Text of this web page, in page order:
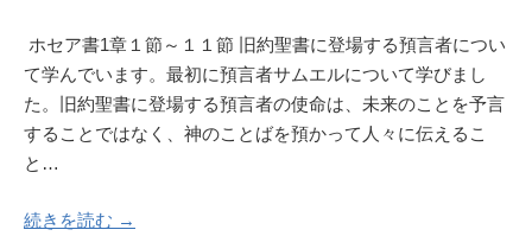
ホセア書1章１節～１１節 旧約聖書に登場する預言者につい
て学んでいます。最初に預言者サムエルについて学びまし
た。旧約聖書に登場する預言者の使命は、未来のことを予言
することではなく、神のことばを預かって人々に伝えるこ
と…
続きを読む →